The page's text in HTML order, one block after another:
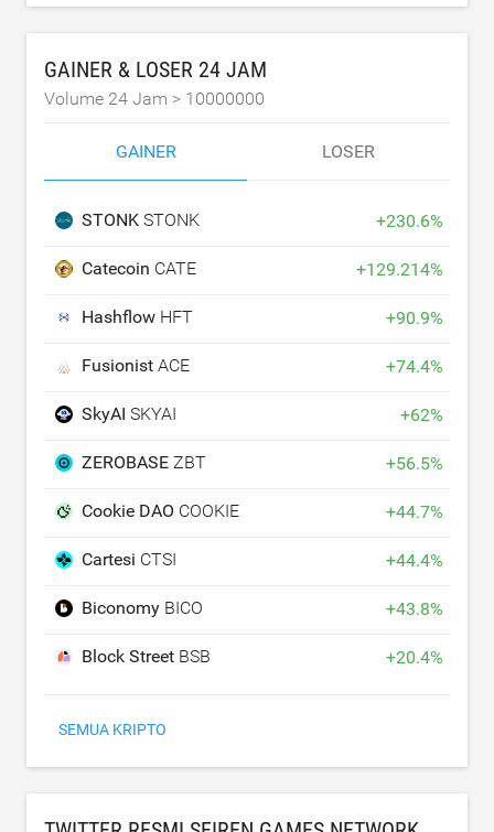
GAINER & LOSER 24 JAM
Volume 24 Jam > 10000000
GAINER LOSER
STONK STONK +230.6%
Catecoin CATE +129.214%
Hashflow HFT +90.9%
Fusionist ACE +74.4%
SkyAI SKYAI +62%
ZEROBASE ZBT +56.5%
Cookie DAO COOKIE +44.7%
Cartesi CTSI +44.4%
Biconomy BICO +43.8%
Block Street BSB +20.4%
SEMUA KRIPTO